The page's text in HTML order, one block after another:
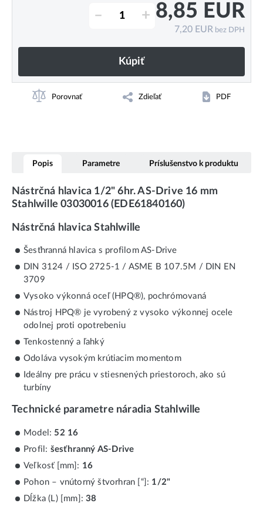
– + 8,85 EUR
7,20 EUR bez DPH
Kúpiť
Porovnať Zdieľať PDF
Popis Parametre Príslušenstvo k produktu
Nástrčná hlavica 1/2" 6hr. AS-Drive 16 mm
Stahlwille 03030016 (EDE61840160)
Nástrčná hlavica Stahlwille
Šesťhranná hlavica s profilom AS-Drive
DIN 3124 / ISO 2725-1 / ASME B 107.5M / DIN EN
3709
Vysoko výkonná oceľ (HPQ®), pochrómovaná
Nástroj HPQ® je vyrobený z vysoko výkonnej ocele
odolnej proti opotrebeniu
Tenkostenný a ľahký
Odoláva vysokým krútiacim momentom
Ideálny pre prácu v stiesnených priestoroch, ako sú
turbíny
Technické parametre náradia Stahlwille
Model:52 16
Profil: šesťhranný AS-Drive
Veľkosť [mm]: 16
Pohon – vnútorný štvorhran [“]: 1/2"
Dĺžka (L) [mm]:38